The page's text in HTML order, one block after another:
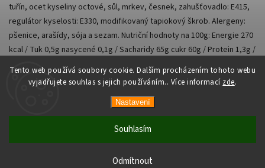
Tento web používá soubory cookie. Dalším procházením tohoto webu
vyjadřujete souhlas s jejich používáním.. Více informací zde.
Nastavení
Odmítnout
Souhlasím
tuřín, ocet kyseliny octové, sůl, mrkev, česnek, zahušťovadlo: E415,
regulátor kyselosti: E330, modifikovaný tapiokový škrob. Alergeny:
pšenice, arašídy, sója a sezam. Nutriční hodnoty na 100g: Energie 270
kcal / Tuk 0,5g nasycené 0,1g / Sacharidy 65g cukr 60g / Protein 1,3g /
AsianShop
VytvořilShoptet | Design